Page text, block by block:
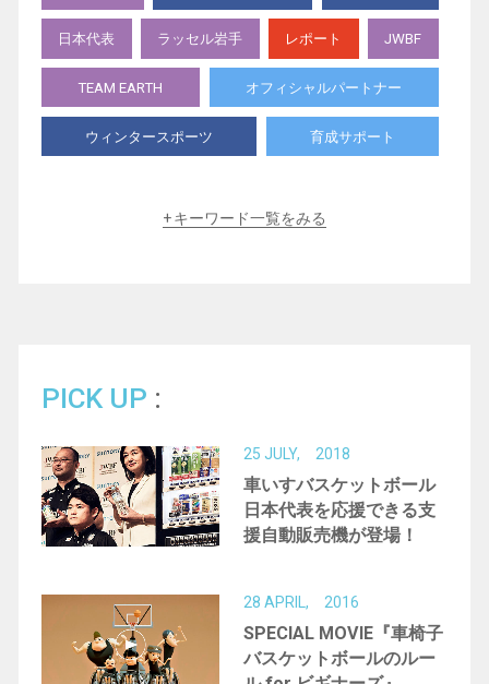
日本代表 ラッセル岩手 レポート JWBF
TEAM EARTH オフィシャルパートナー
ウィンタースポーツ 育成サポート
ブラインドスケートボード 国産車いすメーカー
義肢装具士 成田凌 活動
キーワード一覧をみる
PICK UP
25 JULY, 2018
車いすバスケットボール
日本代表を応援できる支
援自動販売機が登場！
28 APRIL, 2016
SPECIAL MOVIE『車椅子
バスケットボールのルー